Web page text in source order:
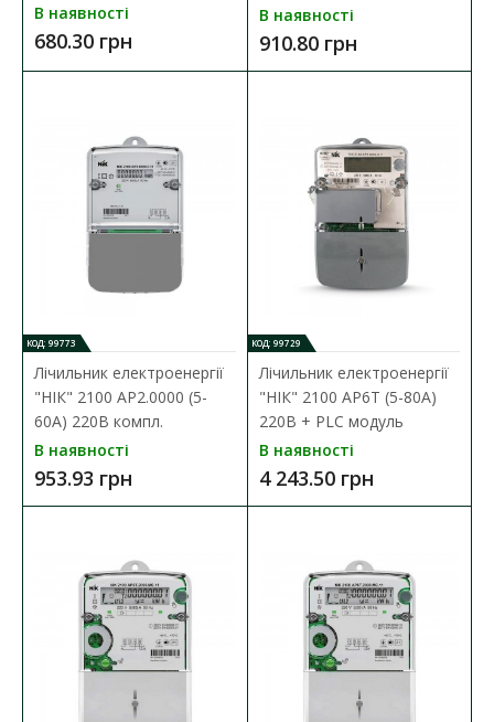
Основні властивості: Колодки призначені для забезпечення
монтажу і демонтажу трифазних лічильн..
855.60 грн
В порівняння
В закладки
В наявності
680.30 грн
В наявності
910.80 грн
КОД: 99773
Лічильник електроенергії
"НІК" 2100 AP2.0000 (5-
60А) 220В компл.
В наявності
953.93 грн
КОД: 99729
Лічильник електроенергії
"НІК" 2100 AP6Т (5-80А)
220В​ + PLC модуль
В наявності
4 243.50 грн